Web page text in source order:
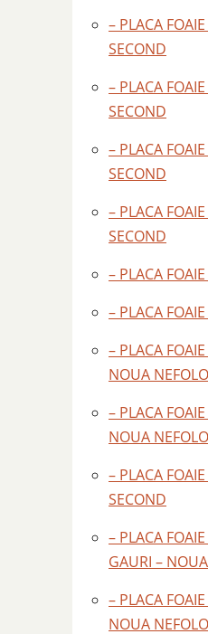
– PLACA
SECOND
– PLACA
SECOND
– PLACA
SECOND
– PLACA
SECOND
– PLACA
– PLACA
– PLACA
NOUA
– PLACA
NOUA
– PLACA
SECOND
– PLACA
GAURI –
– PLACA
NOUA